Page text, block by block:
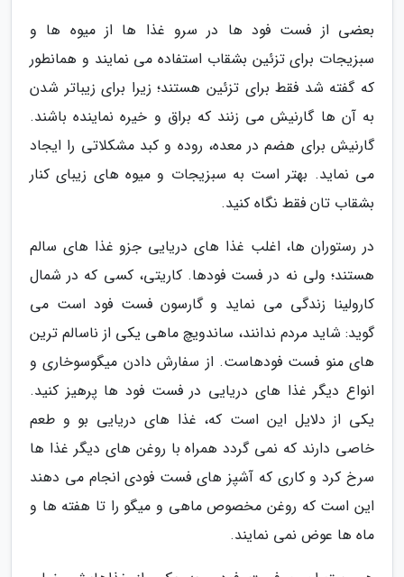
بعضی از فست فود ها در سرو غذا ها از میوه ها و
سبزیجات برای تزئین بشقاب استفاده می نمایند و همانطور
که گفته شد فقط برای تزئین هستند؛ زیرا برای زیباتر شدن
به آن ها گارنیش می زنند که براق و خیره نماینده باشند.
گارنیش برای هضم در معده، روده و کبد مشکلاتی را ایجاد
می نماید. بهتر است به سبزیجات و میوه های زیبای کنار
بشقاب تان فقط نگاه کنید.
در رستوران ها، اغلب غذا های دریایی جزو غذا های سالم
هستند؛ ولی نه در فست فودها. کاریتی، کسی که در شمال
کارولینا زندگی می نماید و گارسون فست فود است می
گوید: شاید مردم ندانند، ساندویچ ماهی یکی از ناسالم ترین
های منو فست فودهاست. از سفارش دادن میگوسوخاری و
انواع دیگر غذا های دریایی در فست فود ها پرهیز کنید.
یکی از دلایل این است که، غذا های دریایی بو و طعم
خاصی دارند که نمی گردد همراه با روغن های دیگر غذا ها
سرخ کرد و کاری که آشپز های فست فودی انجام می دهند
این است که روغن مخصوص ماهی و میگو را تا هفته ها و
ماه ها عوض نمی نمایند.